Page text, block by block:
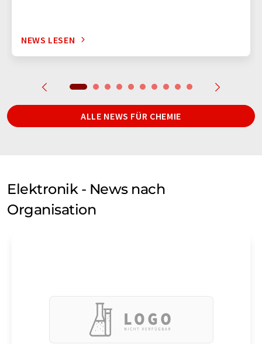
NEWS LESEN
ALLE NEWS FÜR CHEMIE
Elektronik - News nach
Organisation